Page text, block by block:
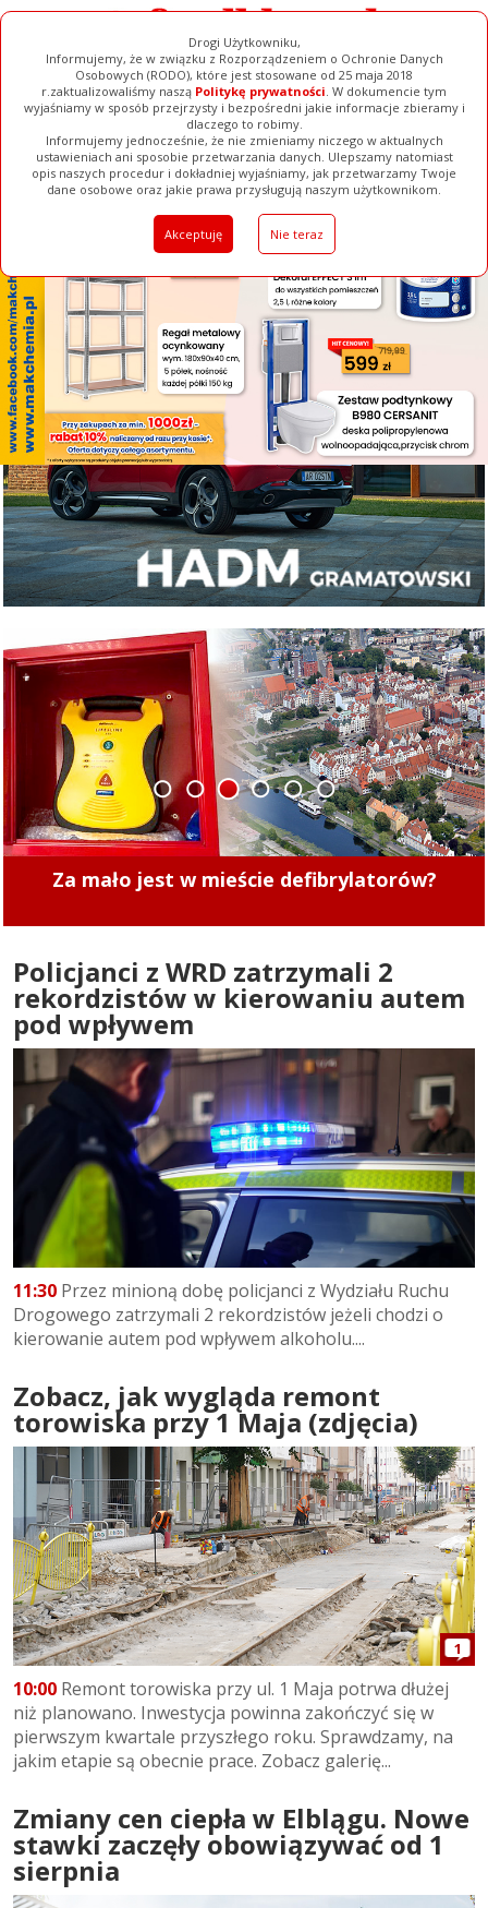
Drogi Użytkowniku,
Informujemy, że w związku z Rozporządzeniem o Ochronie Danych
Osobowych (RODO), które jest stosowane od 25 maja 2018
r.zaktualizowaliśmy naszą Politykę prywatności. W dokumencie tym
wyjaśniamy w sposób przejrzysty i bezpośredni jakie informacje zbieramy i
dlaczego to robimy.
Informujemy jednocześnie, że nie zmieniamy niczego w aktualnych
ustawieniach ani sposobie przetwarzania danych. Ulepszamy natomiast
opis naszych procedur i dokładniej wyjaśniamy, jak przetwarzamy Twoje
dane osobowe oraz jakie prawa przysługują naszym użytkownikom.
Akceptuję Nie teraz
[ ZAMKNIJ ]
Ogłoszenia Filmy Galerie Baza Firm Pełna Wersja
Za mało jest w mieście defibrylatorów?
1 2 3 4 5 6
Policjanci z WRD zatrzymali 2
rekordzistów w kierowaniu autem
pod wpływem
11:30 Przez minioną dobę policjanci z Wydziału Ruchu
Drogowego zatrzymali 2 rekordzistów jeżeli chodzi o
kierowanie autem pod wpływem alkoholu....
Zobacz, jak wygląda remont
torowiska przy 1 Maja (zdjęcia)
1
10:00 Remont torowiska przy ul. 1 Maja potrwa dłużej
niż planowano. Inwestycja powinna zakończyć się w
pierwszym kwartale przyszłego roku. Sprawdzamy, na
jakim etapie są obecnie prace. Zobacz galerię...
Zmiany cen ciepła w Elblągu. Nowe
stawki zaczęły obowiązywać od 1
sierpnia